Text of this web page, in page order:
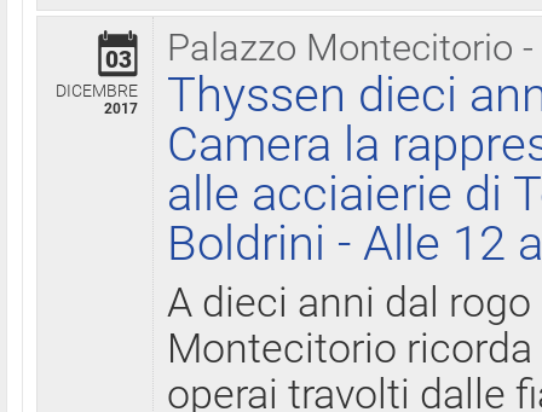
Palazzo Montecitorio
03
DICEMBRE
2017
Thyssen dieci
Camera la
alle acciaierie di
Boldrini - Alle 12
A dieci anni dal
Montecitorio
operai travolti dalle